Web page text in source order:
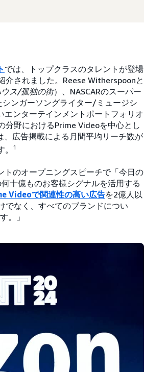
では、トップクラスのタレントが登場
介されました。Reese Witherspoonと
ウス/孤独の街）、NASCARのスーパー
ンガーソングライター/ミュージシ
ンターテインメントポートフォリオ
分野におけるPrime Videoを中心とし
広告掲載による月間平均リーチ数が
1
のオープニングスピーチで「今日の
十億ものお客様シグナルを活用する
Videoで関連性の高い広告を2億人以
でなく、すべてのブランドについ
。」